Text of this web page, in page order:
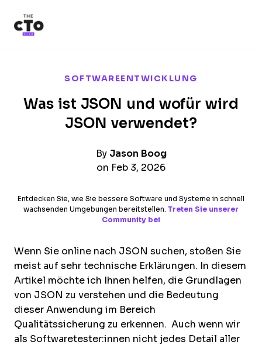
SOFTWAREENTWICKLUNG
Was ist JSON und wofür wird
JSON verwendet?
By Jason Boog
on Feb 3, 2026
Entdecken Sie, wie Sie bessere Software und Systeme in schnell
wachsenden Umgebungen bereitstellen. Treten Sie unserer
Community bei
Wenn Sie online nach JSON suchen, stoßen Sie
meist auf sehr technische Erklärungen. In diesem
Artikel möchte ich Ihnen helfen, die Grundlagen
von JSON zu verstehen und die Bedeutung
dieser Anwendung im Bereich
Qualitätssicherung zu erkennen. Auch wenn wir
als Softwaretester:innen nicht jedes Detail aller